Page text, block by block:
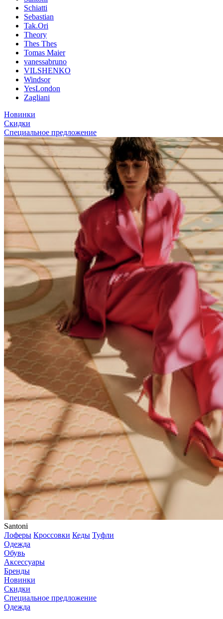
Schiatti
Sebastian
Tak.Ori
Theory
Thes Thes
Tomas Maier
vanessabruno
VILSHENKO
Windsor
YesLondon
Zagliani
Новинки
Скидки
Специальное предложение
Santoni
Лоферы Кроссовки Кеды Туфли
Одежда
Обувь
Аксессуары
Бренды
Новинки
Скидки
Специальное предложение
Одежда